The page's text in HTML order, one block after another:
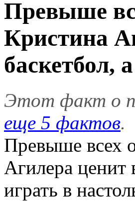
Превыше
Кристина
баскетбол,
Этот факт о
еще 5 фактов.
Превыше всех
Агилера ценит
играть в